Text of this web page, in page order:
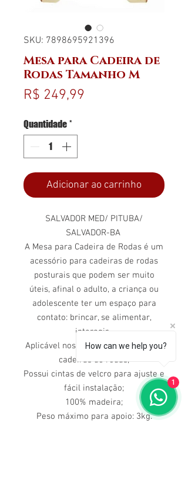
SKU: 7898695921396
Mesa para Cadeira de
Rodas Tamanho M
R$ 249,99
Quantidade *
Adicionar ao carrinho
SALVADOR MED/ PITUBA/
SALVADOR-BA
A Mesa para Cadeira de Rodas é um
acessório para cadeiras de rodas
posturais que podem ser muito
úteis, afinal o adulto, a criança ou
adolescente ter um espaço para
contato: brincar, se alimentar,
interagir.
Aplicável nos principais modelos de
cadeiras de rodas;
Possui cintas de velcro para ajuste e
fácil instalação;
100% madeira;
Peso máximo para apoio: 3kg.
How can we help you?
1